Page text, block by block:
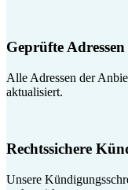
Geprüfte Adressen
Alle Adressen der
aktualisiert.
Rechtssichere
Unsere